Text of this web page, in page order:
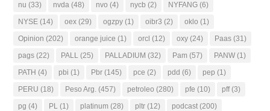
nu (33) nvda (48) nvo (4) nycb (2) NYFANG (6)
NYSE (14) oex (29) ogzpy (1) oibr3 (2) oklo (1)
Opinion (202) orange juice (1) orcl (12) oxy (24) Paas (31)
pags (22) PALL (25) PALLADIUM (32) Pam (57) PANW (1)
PATH (4) pbi (1) Pbr (145) pce (2) pdd (6) pep (1)
PERU (18) Peso Arg. (457) petroleo (280) pfe (10) pff(3)
pg (4) PL (1) platinum (28) pltr (12) podcast (200)